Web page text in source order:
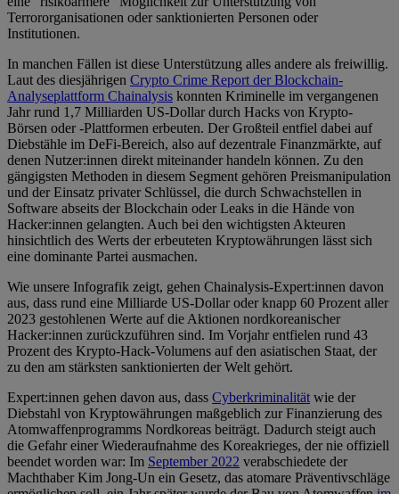
Terrororganisationen oder sanktionierten Personen oder
Institutionen.
In manchen Fällen ist diese Unterstützung alles andere als freiwillig.
Laut des diesjährigen Crypto Crime Report der Blockchain-
Analyseplattform Chainalysis konnten Kriminelle im vergangenen
Jahr rund 1,7 Milliarden US-Dollar durch Hacks von Krypto-
Börsen oder -Plattformen erbeuten. Der Großteil entfiel dabei auf
Diebstähle im DeFi-Bereich, also auf dezentrale Finanzmärkte, auf
denen Nutzer:innen direkt miteinander handeln können. Zu den
gängigsten Methoden in diesem Segment gehören Preismanipulation
und der Einsatz privater Schlüssel, die durch Schwachstellen in
Software abseits der Blockchain oder Leaks in die Hände von
Hacker:innen gelangten. Auch bei den wichtigsten Akteuren
hinsichtlich des Werts der erbeuteten Kryptowährungen lässt sich
eine dominante Partei ausmachen.
Wie unsere Infografik zeigt, gehen Chainalysis-Expert:innen davon
aus, dass rund eine Milliarde US-Dollar oder knapp 60 Prozent aller
2023 gestohlenen Werte auf die Aktionen nordkoreanischer
Hacker:innen zurückzuführen sind. Im Vorjahr entfielen rund 43
Prozent des Krypto-Hack-Volumens auf den asiatischen Staat, der
zu den am stärksten sanktionierten der Welt gehört.
Expert:innen gehen davon aus, dass Cyberkriminalitätwie der
Diebstahl von Kryptowährungen maßgeblich zur Finanzierung des
Atomwaffenprogramms Nordkoreas beiträgt. Dadurch steigt auch
die Gefahr einer Wiederaufnahme des Koreakrieges, der nie offiziell
beendet worden war: Im September 2022 verabschiedete der
Machthaber Kim Jong-Un ein Gesetz, das atomare Präventivschläge